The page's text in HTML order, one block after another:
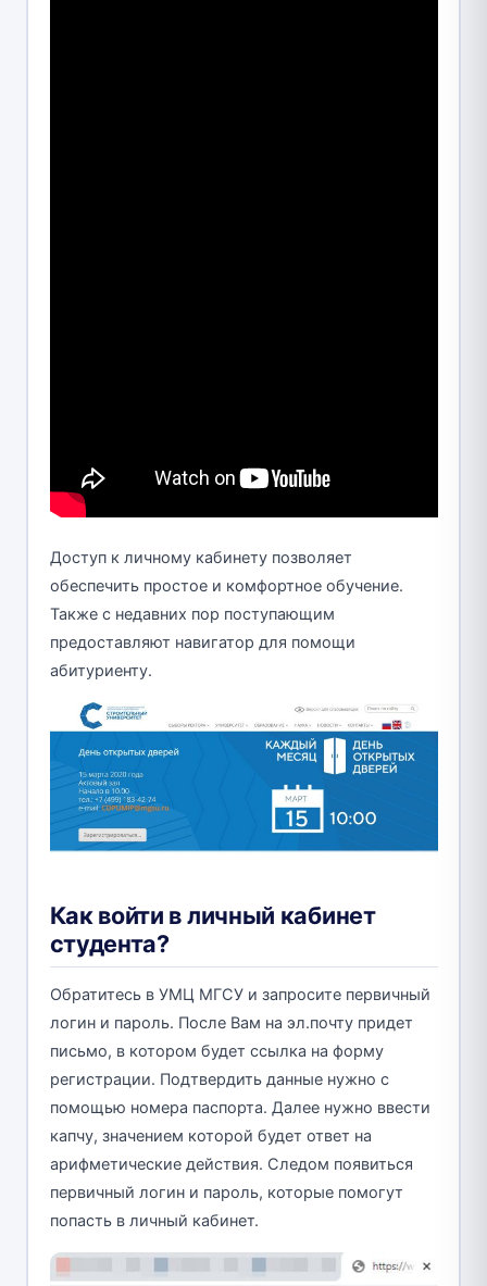
Доступ к личному кабинету позволяет
обеспечить простое и комфортное обучение.
Также с недавних пор поступающим
предоставляют навигатор для помощи
абитуриенту.
Как войти в личный кабинет
студента?
Обратитесь в УМЦ МГСУ и запросите первичный
логин и пароль. После Вам на эл.почту придет
письмо, в котором будет ссылка на форму
регистрации. Подтвердить данные нужно с
помощью номера паспорта. Далее нужно ввести
капчу, значением которой будет ответ на
арифметические действия. Следом появиться
первичный логин и пароль, которые помогут
попасть в личный кабинет.